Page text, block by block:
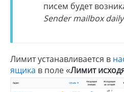
писем будет
Sender mailbox
Лимит устанавливается в
ящика в поле «Лимит